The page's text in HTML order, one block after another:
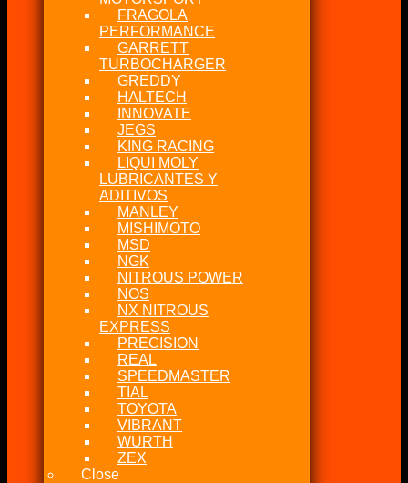
FRAGOLA
PERFORMANCE
GARRETT
TURBOCHARGER
GREDDY
HALTECH
INNOVATE
JEGS
KING RACING
LIQUI MOLY
LUBRICANTES Y
ADITIVOS
MANLEY
MISHIMOTO
MSD
NGK
NITROUS POWER
NOS
NX NITROUS
EXPRESS
PRECISION
REAL
SPEEDMASTER
TIAL
TOYOTA
VIBRANT
WURTH
ZEX
Close